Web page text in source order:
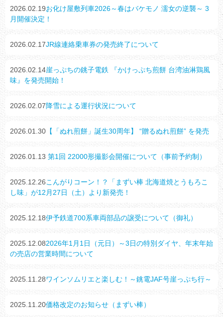
2026.02.19お化け屋敷列車2026～春はバケモノ 濡女の逆襲～ 3
月開催決定！
2026.02.17JR線連絡乗車券の発売終了について
2026.02.14崖っぷちの銚子電鉄 『かけっぷち煎餅 台湾油淋鶏風
味』を発売開始！
2026.02.07降雪による運行状況について
2026.01.30 【「ぬれ煎餅」誕生30周年】 “贈るぬれ煎餅” を発売
2026.01.13 第1回 22000形撮影会開催について（事前予約制）
2025.12.26こんがりコーン！？「まずい棒 北海道焼とうもろこ
し味」が12月27日（土）より新発売！
2025.12.18伊予鉄道700系車両部品の譲受について（御礼）
2025.12.082026年1月1日（元日）～3日の特別ダイヤ、年末年始
の売店の営業時間について
2025.11.28ワインソムリエと楽しむ！～銚電JAF号崖っぷち行～
2025.11.20価格改定のお知らせ（まずい棒）